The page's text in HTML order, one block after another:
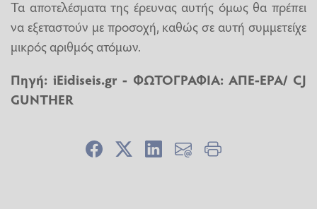
Τα αποτελέσματα της έρευνας αυτής όμως θα πρέπει
να εξεταστούν με προσοχή, καθώς σε αυτή συμμετείχε
μικρός αριθμός ατόμων.
Πηγή: iEidiseis.gr - ΦΩΤΟΓΡΑΦΙΑ: ΑΠΕ-EPA/ CJ
GUNTHER